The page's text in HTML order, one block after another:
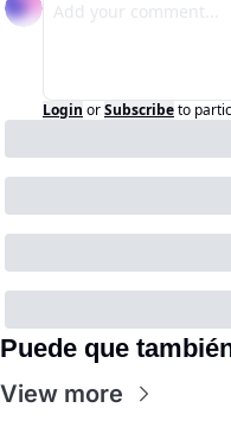
Login orSubscribeto
Puede que
View more